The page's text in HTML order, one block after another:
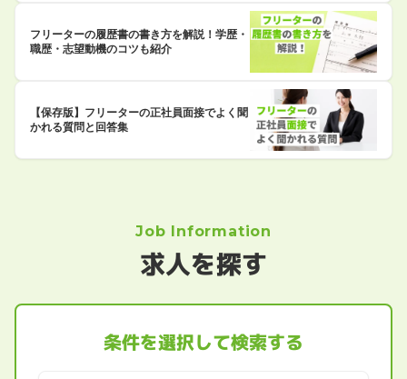
フリーターの履歴書の書き方を解説！学歴・
職歴・志望動機のコツも紹介
【保存版】フリーターの正社員面接でよく聞
かれる質問と回答集
Job Information
求人を探す
条件を選択して検索する